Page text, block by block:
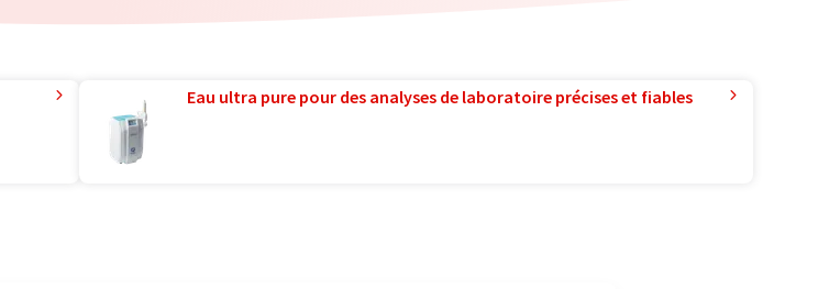
Eau ultra pure pour des analyses de laboratoire précises et fiables